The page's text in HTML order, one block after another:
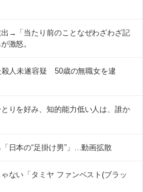
→「当たり前のことなぜわざわざ記
激怒。
殺人未遂容疑 50歳の無職女を逮
りを好み、知的能力低い人は、誰か
日本の“足掛け男”」…動画拡散
ない「タミヤ ファンベスト(ブラッ